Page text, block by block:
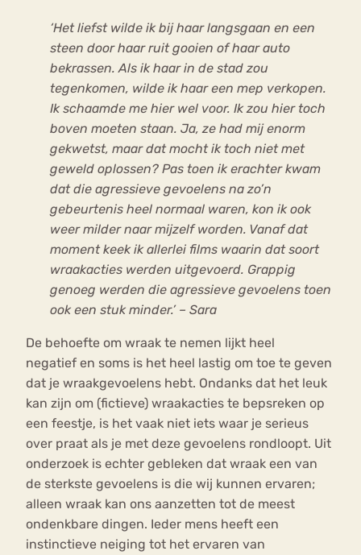
‘Het liefst wilde ik bij haar langsgaan en een
steen door haar ruit gooien of haar auto
bekrassen. Als ik haar in de stad zou
tegenkomen, wilde ik haar een mep verkopen.
Ik schaamde me hier wel voor. Ik zou hier toch
boven moeten staan. Ja, ze had mij enorm
gekwetst, maar dat mocht ik toch niet met
geweld oplossen? Pas toen ik erachter kwam
dat die agressieve gevoelens na zo’n
gebeurtenis heel normaal waren, kon ik ook
weer milder naar mijzelf worden. Vanaf dat
moment keek ik allerlei films waarin dat soort
wraakacties werden uitgevoerd. Grappig
genoeg werden die agressieve gevoelens toen
ook een stuk minder.’ – Sara
De behoefte om wraak te nemen lijkt heel
negatief en soms is het heel lastig om toe te geven
dat je wraakgevoelens hebt. Ondanks dat het leuk
kan zijn om (fictieve) wraakacties te bepsreken op
een feestje, is het vaak niet iets waar je serieus
over praat als je met deze gevoelens rondloopt. Uit
onderzoek is echter gebleken dat wraak een van
de sterkste gevoelens is die wij kunnen ervaren;
alleen wraak kan ons aanzetten tot de meest
ondenkbare dingen. Ieder mens heeft een
instinctieve neiging tot het ervaren van